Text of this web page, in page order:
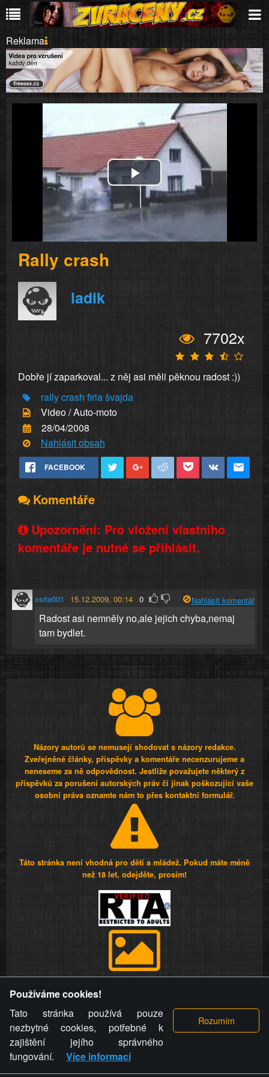
Reklama
Play
Video
Rally crash
ladik
7702x
Dobře jí zaparkoval... z něj asi měli pěknou radost :))
rallycrash firlašvajda
Video / Auto-moto
28/04/2008
Nahlásit obsah
FACEBOOK
Komentáře
Upozornění: Pro vložení vlastního
komentáře je nutné se přihlásit.
xsite001 15.12.2009, 00:14 0 Nahlásit komentář
Radost asi nemněly no,ale jejich chyba,nemaj
tam bydlet.
Názory autorů se nemusejí shodovat s názory redakce.
Zveřejněné články, příspěvky a komentáře necenzurujeme a
neneseme za ně odpovědnost. Jestliže považujete některý z
příspěvků za porušení autorských práv či jinak poškozující vaše
osobní práva oznamte nám to přes kontaktní formulář.
Táto stránka není vhodná pro děti a mládež. Pokud máte méně
než 18 let, odejděte, prosím!
videa a komentáře. Osoba, které se toto opatření provozovatele
stránky týče, ani osoba, která umístila fotografii nebo video na
stránku, nemůže z důvodu odstranění fotografie, videa nebo
komentáře pro výše uvedenou okolnost uplatnit vůči
provozovateli stránky žádný nárok na náhradu škody nebo
nemajetkové újmy.
Používáme cookies!
Tato stránka používá pouze
nezbytné cookies, potřebné k
zajištění jejího správného
fungování.
Více informací